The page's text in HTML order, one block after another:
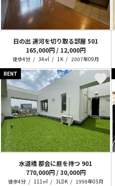
日の出 運河を切り取る部屋 501
165,000円 / 12,000円
徒歩4分 34㎡ 1K 2007年09月
RENT
水道橋 都会に庭を持つ 901
770,000円 / 30,000円
徒歩4分 111㎡ 3LDK 1998年05月